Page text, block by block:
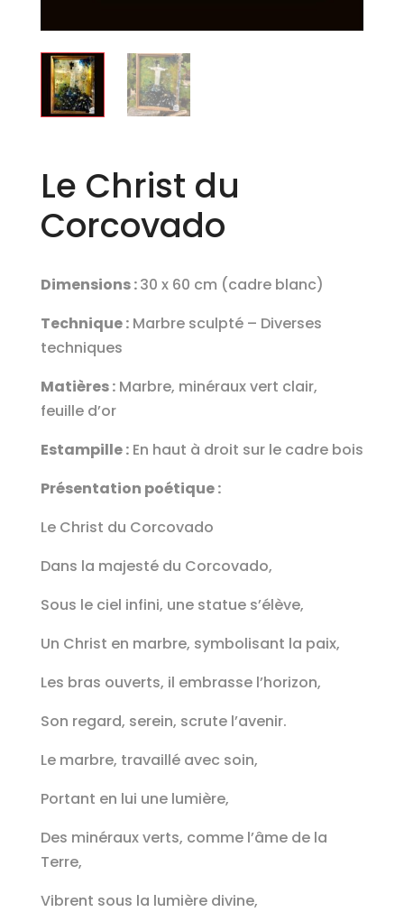
Le Christ du
Corcovado
Dimensions :30 x 60 cm (cadre blanc)
Technique :Marbre sculpté – Diverses
techniques
Matières :Marbre, minéraux vert clair,
feuille d’or
Estampille :En haut à droit sur le cadre bois
Présentation poétique :
Le Christ du Corcovado
Dans la majesté du Corcovado,
Sous le ciel infini, une statue s’élève,
Un Christ en marbre, symbolisant la paix,
Les bras ouverts, il embrasse l’horizon,
Son regard, serein, scrute l’avenir.
Le marbre, travaillé avec soin,
Portant en lui une lumière,
Des minéraux verts, comme l’âme de la
Terre,
Vibrent sous la lumière divine,